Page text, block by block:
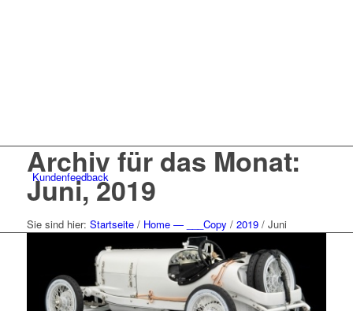
Kundenfeedback
Menü
Archiv für das Monat:
Juni, 2019
Sie sind hier: Startseite / Home — ___Copy / 2019 / Juni